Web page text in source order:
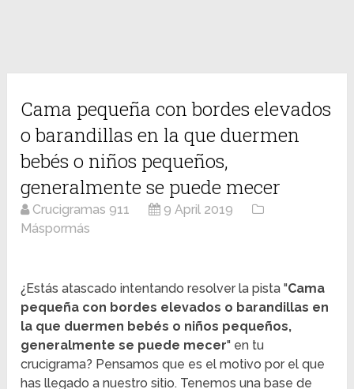
Cama pequeña con bordes elevados
o barandillas en la que duermen
bebés o niños pequeños,
generalmente se puede mecer
Crucigramas 911
9 April 2019
Máspormás
¿Estás atascado intentando resolver la pista "Cama
pequeña con bordes elevados o barandillas en
la que duermen bebés o niños pequeños,
generalmente se puede mecer" en tu
crucigrama? Pensamos que es el motivo por el que
has llegado a nuestro sitio. Tenemos una base de